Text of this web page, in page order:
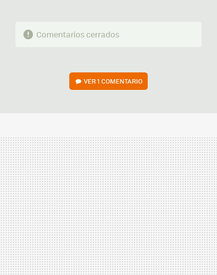
Comentarios cerrados
VER1 COMENTARIO